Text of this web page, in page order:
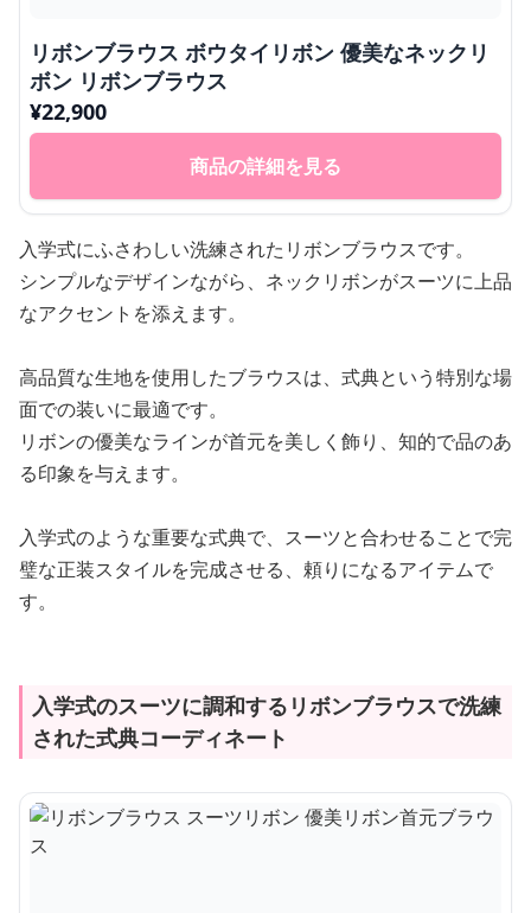
リボンブラウス ボウタイリボン 優美なネックリ
ボン リボンブラウス
¥22,900
商品の詳細を見る
入学式にふさわしい洗練されたリボンブラウスです。
シンプルなデザインながら、ネックリボンがスーツに上品
なアクセントを添えます。
高品質な生地を使用したブラウスは、式典という特別な場
面での装いに最適です。
リボンの優美なラインが首元を美しく飾り、知的で品のあ
る印象を与えます。
入学式のような重要な式典で、スーツと合わせることで完
璧な正装スタイルを完成させる、頼りになるアイテムで
す。
入学式のスーツに調和するリボンブラウスで洗練
された式典コーディネート